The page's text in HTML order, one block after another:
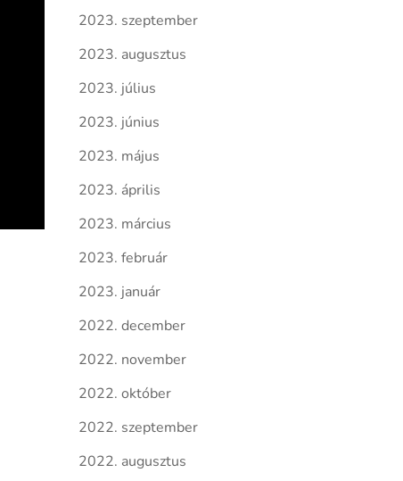
2023. szeptember
2023. augusztus
2023. július
2023. június
2023. május
2023. április
2023. március
2023. február
2023. január
2022. december
2022. november
2022. október
2022. szeptember
2022. augusztus